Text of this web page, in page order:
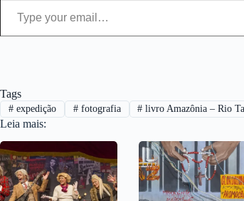
Tags
#expedição #fotografia # livro Amazônia – Rio
Leia mais: